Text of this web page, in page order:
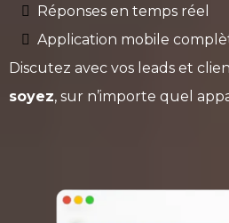
Réponses en temps réel
Application mobile
Discutez avec vos leads et
soyez, sur n’importe quel